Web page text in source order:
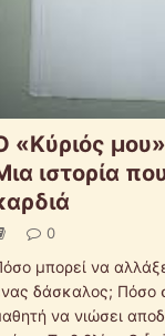
«Κύριός
ιστορία
0
μπορεί να
δάσκαλος; Πόσο
να νιώσει